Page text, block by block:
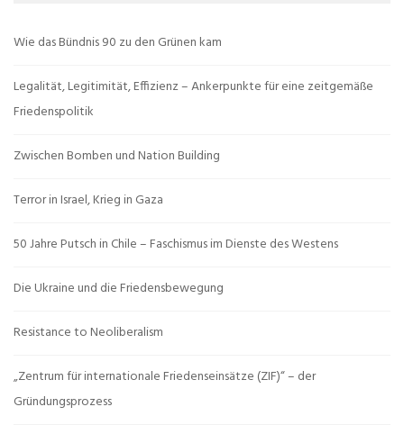
Wie das Bündnis 90 zu den Grünen kam
Legalität, Legitimität, Effizienz – Ankerpunkte für eine zeitgemäße
Friedenspolitik
Zwischen Bomben und Nation Building
Terror in Israel, Krieg in Gaza
50 Jahre Putsch in Chile – Faschismus im Dienste des Westens
Die Ukraine und die Friedensbewegung
Resistance to Neoliberalism
„Zentrum für internationale Friedenseinsätze (ZIF)“ – der
Gründungsprozess